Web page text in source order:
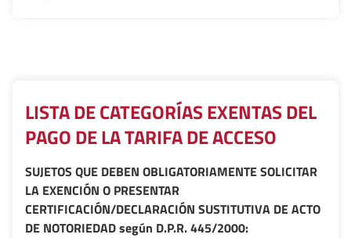
LISTA DE CATEGORÍAS EXENTAS DEL
PAGO DE LA TARIFA DE ACCESO
SUJETOS QUE DEBEN OBLIGATORIAMENTE SOLICITAR
LA EXENCIÓN O PRESENTAR
CERTIFICACIÓN/DECLARACIÓN SUSTITUTIVA DE ACTO
DE NOTORIEDAD según D.P.R. 445/2000: